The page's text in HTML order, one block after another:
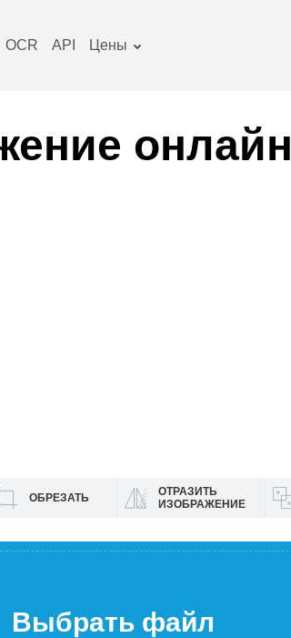
OCR API Цены
онлайн
ОБРЕЗАТЬ
ОТРАЗИТЬ
ИЗОБРАЖЕНИЕ
Выбрать файл